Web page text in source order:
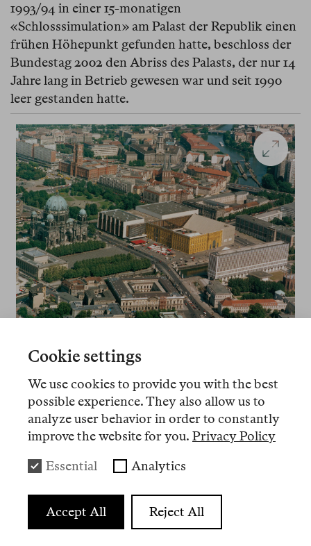
1993/94 in einer 15-monatigen
«Schlosssimulation» am Palast der Republik einen
frühen Höhepunkt gefunden hatte, beschloss der
Bundestag 2002 den Abriss des Palasts, der nur 14
Jahre lang in Betrieb gewesen war und seit 1990
leer gestanden hatte.
Palast der Republik
© picture-alliance / akg-images / Reimer Wulf
Die leere Mitte
Mit dem Abriss folgte man der Empfehlung der
ExpertenkommissionHistorische Mitte Berlin
deren nicht ganz neutraler Name Programm war:
Ziel der Rekonstruktion sollte die Wiederbelebung
der vermeintlich «leeren Mitte» Berlins im
verputzten Glanz barocker Fassaden sein. Dabei
Cookie settings
We use cookies to provide you with the best
possible experience. They also allow us to
analyze user behavior in order to constantly
improve the website for you. Privacy Policy
Essential Analytics
Accept All Reject All